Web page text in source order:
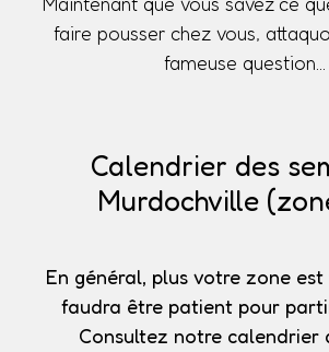
faire pousser chez vous,
fameuse question...
Calendrier des
Murdochville
En général, plus votre zone
faudra être patient pour
Consultez notre calendrier